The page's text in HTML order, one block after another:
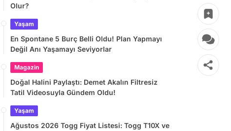
Olur?
Yaşam
En Spontane 5 Burç Belli Oldu! Plan Yapmayı
Değil Anı Yaşamayı Seviyorlar
Magazin
Doğal Halini Paylaştı: Demet Akalın Filtresiz
Tatil Videosuyla Gündem Oldu!
Yaşam
Ağustos 2026 Togg Fiyat Listesi: Togg T10X ve